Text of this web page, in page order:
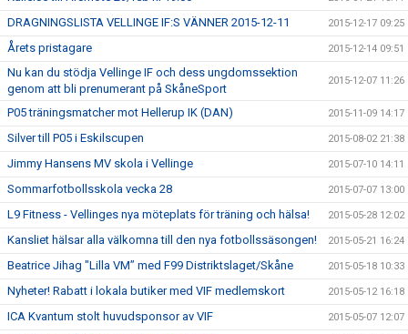
DRAGNINGSLISTA VELLINGE IF:S VÄNNER 2015-12-11 2015-12-17 09:25
Årets pristagare 2015-12-14 09:51
Nu kan du stödja Vellinge IF och dess ungdomssektion
genom att bli prenumerant på SkåneSport
2015-12-07 11:26
P05 träningsmatcher mot Hellerup IK (DAN) 2015-11-09 14:17
Silver till P05 i Eskilscupen 2015-08-02 21:38
Jimmy Hansens MV skola i Vellinge 2015-07-10 14:11
Sommarfotbollsskola vecka 28 2015-07-07 13:00
L9 Fitness - Vellinges nya möteplats för träning och hälsa! 2015-05-28 12:02
Kansliet hälsar alla välkomna till den nya fotbollssäsongen! 2015-05-21 16:24
Beatrice Jihag "Lilla VM” med F99 Distriktslaget/Skåne 2015-05-18 10:33
Nyheter! Rabatt i lokala butiker med VIF medlemskort 2015-05-12 16:18
ICA Kvantum stolt huvudsponsor av VIF 2015-05-07 12:07